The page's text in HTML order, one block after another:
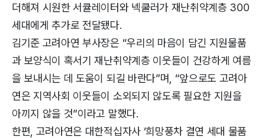
더해져 시원한 서큘레이터와 넥쿨러가 재난취약계층 300
세대에게 추가로 전달됐다.
김기준 고려아연 부사장은 “우리의 마음이 담긴 지원물품
과 보양식이 혹서기 재난취약계층 이웃들이 건강하게 여름
을 보내시는 데 도움이 되길 바란다”며, “앞으로도 고려아
연은 지역사회 이웃들이 소외되지 않도록 필요한 지원을
아끼지 않을 것”이라고 말했다.
한편, 고려아연은 대한적십자사 ‘희망풍차 결연 세대 물품